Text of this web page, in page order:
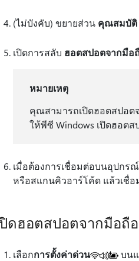
(ไม่บังคับ) ขยายส่วน คุณสมบัติ
เปิดการสลับ ฮอตสปอตจากมือ
หมายเหตุ
คุณสามารถเปิดฮอตสปอต
ให้พีซี Windows เปิดฮอต
เมื่อต้องการเชื่อมต่อบนอุปกร
หรือสแกนคิวอาร์โค้ด แล้วเชื่อ
ปิดฮอตสปอตจากมือถื
เลือกการตั้งค่าด่วน บน